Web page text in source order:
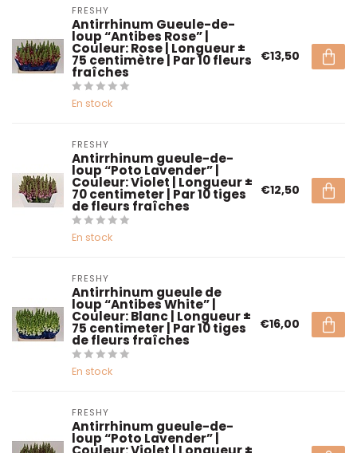
FRESHY
Antirrhinum Gueule-de-
loup “Antibes Rose” |
Couleur: Rose | Longueur ±
75 centimètre | Par 10 fleurs
fraîches
En stock
€13,50
FRESHY
Antirrhinum gueule-de-
loup “Poto Lavender” |
Couleur: Violet | Longueur ±
70 centimeter | Par 10 tiges
de fleurs fraîches
En stock
€12,50
FRESHY
Antirrhinum gueule de
loup “Antibes White” |
Couleur: Blanc | Longueur ±
75 centimeter | Par 10 tiges
de fleurs fraîches
En stock
€16,00
FRESHY
Antirrhinum gueule-de-
loup “Poto Lavender” |